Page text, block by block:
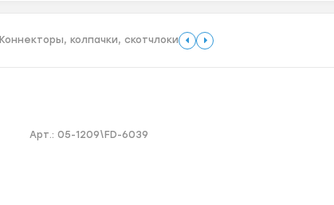
Коннекторы, колпачки, скотчлоки
Арт.:05-1209\FD-6039